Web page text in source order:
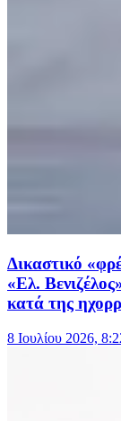
Δικαστικό
«Ελ.
κατά της
8 Ιουλίου 2026,